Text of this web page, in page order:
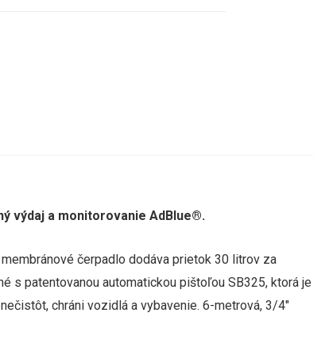
výdaj a monitorovanie AdBlue®.
čerpadlo dodáva prietok 30 litrov za
s patentovanou automatickou pištoľou SB325, ktorá je
chráni vozidlá a vybavenie. 6-metrová, 3/4″